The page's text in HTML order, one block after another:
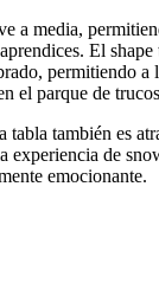
a media,
El
permitiendo a
el parque de
tabla también es
experiencia de
emocionante.